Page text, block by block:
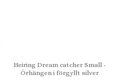
Heiring Dream catcher Small -
Örhängen i förgyllt silver